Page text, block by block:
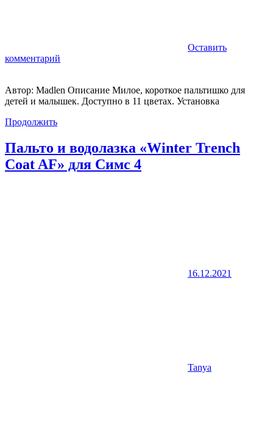
Оставить
комментарий
Автор: Madlen Описание Милое, короткое пальтишко для
детей и малышек. Доступно в 11 цветах. Установка
Продолжить
Пальто и водолазка «Winter Trench
Coat AF» для Симс 4
16.12.2021
Tanya